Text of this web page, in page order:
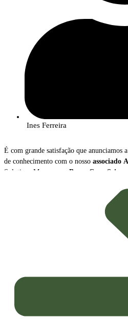
Ines Ferreira
É com grande satisfação que anunciamos
de conhecimento com o nosso associado
Solutions Manager na Bayer Crop
Durante o encontro, António Villalobos
que o
atravessar, destacando dois vetores de
do futuro: o crescimento das
agrícola, impulsionado pela necessidade
eficiência: